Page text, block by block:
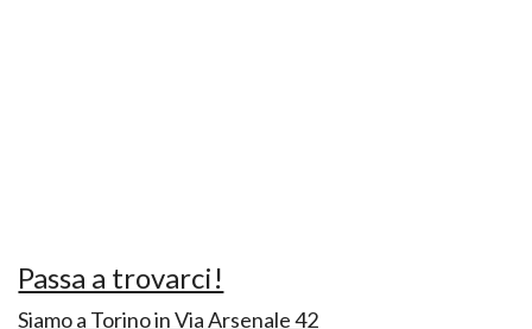
Passa a trovarci!
Siamo a Torino in Via Arsenale 42